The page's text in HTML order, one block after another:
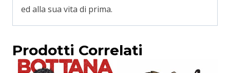
ed alla sua vita di prima.
Prodotti Correlati